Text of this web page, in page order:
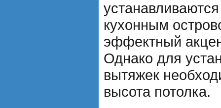
кухонным
эффектный
Однако для
вытяжек
высота потолка.